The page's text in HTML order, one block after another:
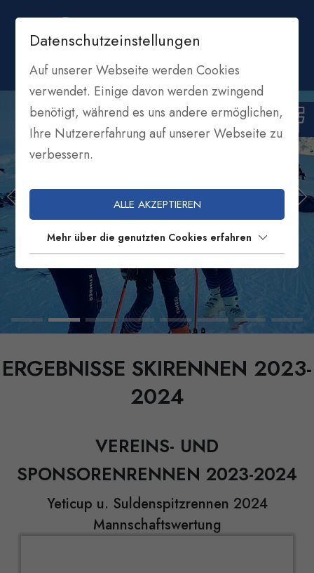
ERGEBNISSE SKIRENNEN 2023-
2024
VEREINS- UND
SPONSORENRENNEN 2023-2024
Yeticup u. Suldenspitzrennen 2024
Mannschaftswertung
Datenschutzeinstellungen
Auf unserer Webseite werden Cookies
verwendet. Einige davon werden zwingend
benötigt, während es uns andere ermöglichen,
Ihre Nutzererfahrung auf unserer Webseite zu
verbessern.
ALLE AKZEPTIEREN
Mehr über die genutzten Cookies erfahren